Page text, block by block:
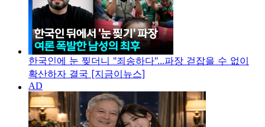
한국인에 눈 찢더니 "죄송하다"...파장 걷잡을 수 없이
확산하자 결국 [지금이뉴스]